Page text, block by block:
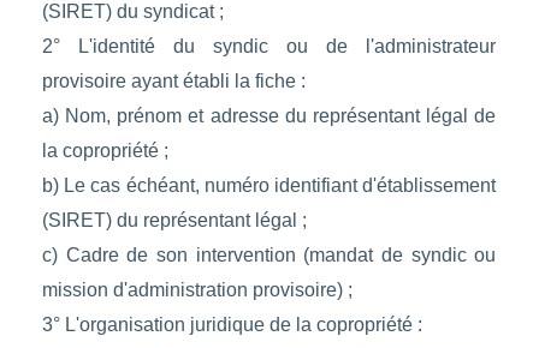
(SIRET) du syndicat ;
2° L'identité du syndic ou de l'administrateur
provisoire ayant établi la fiche :
a) Nom, prénom et adresse du représentant légal de
la copropriété ;
b) Le cas échéant, numéro identifiant d'établissement
(SIRET) du représentant légal ;
c) Cadre de son intervention (mandat de syndic ou
mission d'administration provisoire) ;
3° L'organisation juridique de la copropriété :